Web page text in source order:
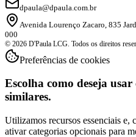
dpaula@dpaula.com.br
Avenida Lourenço Zacaro, 835
000
© 2026 D'Paula LCG. Todos os direitos
Preferências de cookies
Escolha como deseja usar
similares.
Utilizamos recursos essenciais e,
ativar categorias opcionais para